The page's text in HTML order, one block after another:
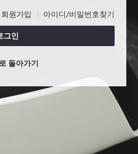
회원가입 아이디/비밀번호찾기
그인
돌아가기